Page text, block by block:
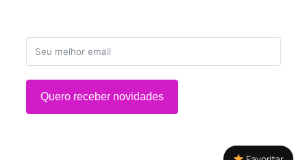
Quero receber novidades